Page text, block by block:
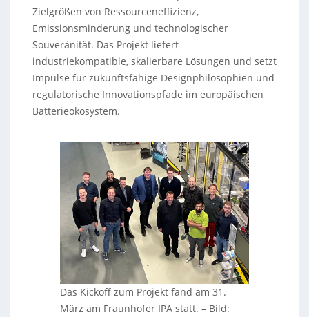
Zielgrößen von Ressourceneffizienz,
Emissionsminderung und technologischer
Souveränität. Das Projekt liefert
industriekompatible, skalierbare Lösungen und setzt
Impulse für zukunftsfähige Designphilosophien und
regulatorische Innovationspfade im europäischen
Batterieökosystem.
Das Kickoff zum Projekt fand am 31.
März am Fraunhofer IPA statt. – Bild: